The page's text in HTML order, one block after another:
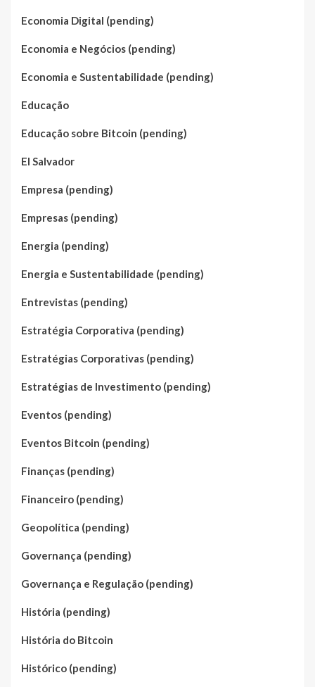
Economia Digital (pending)
Economia e Negócios (pending)
Economia e Sustentabilidade (pending)
Educação
Educação sobre Bitcoin (pending)
El Salvador
Empresa (pending)
Empresas (pending)
Energia (pending)
Energia e Sustentabilidade (pending)
Entrevistas (pending)
Estratégia Corporativa (pending)
Estratégias Corporativas (pending)
Estratégias de Investimento (pending)
Eventos (pending)
Eventos Bitcoin (pending)
Finanças (pending)
Financeiro (pending)
Geopolítica (pending)
Governança (pending)
Governança e Regulação (pending)
História (pending)
História do Bitcoin
Histórico (pending)